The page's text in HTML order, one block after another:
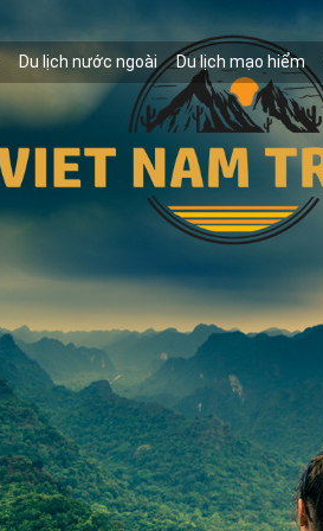
Du lịch nước ngoài Du lịch mạo hiểm